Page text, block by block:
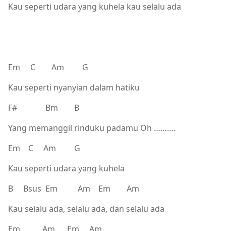
Kau seperti udara yang kuhela kau selalu ada
Em C Am G
Kau seperti nyanyian dalam hatiku
F# Bm B
Yang memanggil rinduku padamu Oh ……….
Em C Am G
Kau seperti udara yang kuhela
B Bsus Em Am Em Am
Kau selalu ada, selalu ada, dan selalu ada